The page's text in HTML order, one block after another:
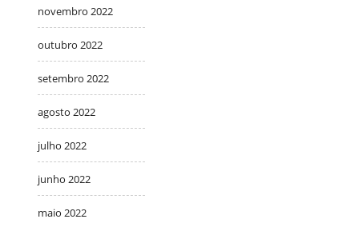
novembro 2022
outubro 2022
setembro 2022
agosto 2022
julho 2022
junho 2022
maio 2022